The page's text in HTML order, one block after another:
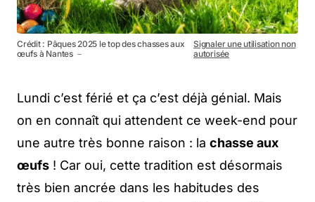
Crédit : Pâques 2025 le top des chasses aux
œufs à Nantes －
Signaler une utilisation non
autorisée
Lundi c’est férié et ça c’est déjà génial. Mais
on en connaît qui attendent ce week-end pour
une autre très bonne raison : la chasse aux
œufs ! Car oui, cette tradition est désormais
très bien ancrée dans les habitudes des